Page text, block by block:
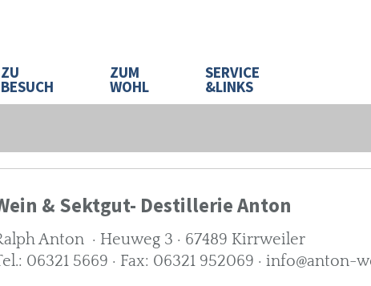
ZU
BESUCH
ZUM
WOHL
SERVICE
&LINKS
& Sektgut- Destillerie Anton
Anton · Heuweg 3 · 67489 Kirrweiler
06321 5669 · Fax: 06321 952069 · info@anton-